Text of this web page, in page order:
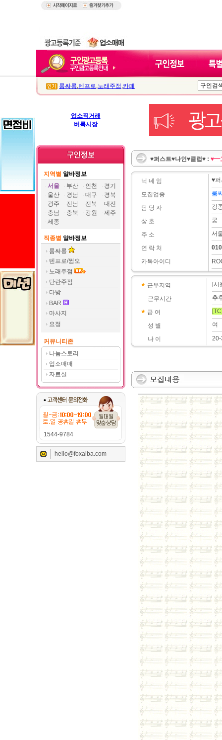
룸싸롱,텐프로,노래주점 ,카페
업소직거래
벼룩시장
지역별 알바정보
서울
부산 인천
경기
울산
경남 대구
경북
광주
전남 전북
대전
충남
충북 강원
제주
세종
직종별 알바정보
룸싸롱
텐프로/쩜오
노래주점
단란주점
다방
BAR
마사지
요정
커뮤니티존
나눔스토리
업소매매
자료실
1544-9784
hello@foxalba.com
♥퍼스트♥나인♥클럽♥ : ♥━
닉 네 임
모집업종
담 당 자
상 호
주 소
연 락 처
카톡아이디
♥
룸
강
궁
서
근무지역
근무시간
급 여
성 별
나 이
[서
추
여